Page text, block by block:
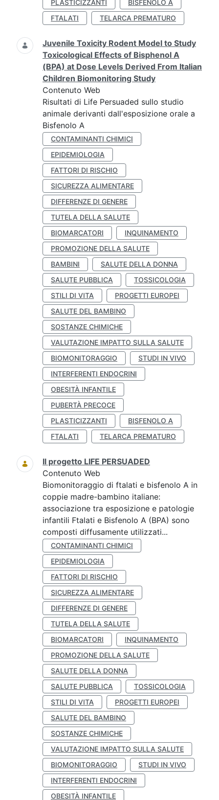
PLASTICIZZANTI
BISFENOLO A
FTALATI
TELARCA PREMATURO
Juvenile Toxicity Rodent Model to Study
Toxicological Effects of Bisphenol A
(BPA) at Dose Levels Derived From Italian
Children Biomonitoring Study
Contenuto Web
Risultati di Life Persuaded sullo studio
animale derivanti dall'esposizione orale a
Bisfenolo A
CONTAMINANTI CHIMICI
EPIDEMIOLOGIA
FATTORI DI RISCHIO
SICUREZZA ALIMENTARE
DIFFERENZE DI GENERE
TUTELA DELLA SALUTE
BIOMARCATORI
INQUINAMENTO
PROMOZIONE DELLA SALUTE
BAMBINI
SALUTE DELLA DONNA
SALUTE PUBBLICA
TOSSICOLOGIA
STILI DI VITA
PROGETTI EUROPEI
SALUTE DEL BAMBINO
SOSTANZE CHIMICHE
VALUTAZIONE IMPATTO SULLA SALUTE
BIOMONITORAGGIO
STUDI IN VIVO
INTERFERENTI ENDOCRINI
OBESITÀ INFANTILE
PUBERTÀ PRECOCE
PLASTICIZZANTI
BISFENOLO A
FTALATI
TELARCA PREMATURO
Il progetto LIFE PERSUADED
Contenuto Web
Biomonitoraggio di ftalati e bisfenolo A in
coppie madre-bambino italiane:
associazione tra esposizione e patologie
infantili Ftalati e Bisfenolo A (BPA) sono
composti diffusamente utilizzati...
CONTAMINANTI CHIMICI
EPIDEMIOLOGIA
FATTORI DI RISCHIO
SICUREZZA ALIMENTARE
DIFFERENZE DI GENERE
TUTELA DELLA SALUTE
BIOMARCATORI
INQUINAMENTO
PROMOZIONE DELLA SALUTE
SALUTE DELLA DONNA
SALUTE PUBBLICA
TOSSICOLOGIA
STILI DI VITA
PROGETTI EUROPEI
SALUTE DEL BAMBINO
SOSTANZE CHIMICHE
VALUTAZIONE IMPATTO SULLA SALUTE
BIOMONITORAGGIO
STUDI IN VIVO
INTERFERENTI ENDOCRINI
OBESITÀ INFANTILE